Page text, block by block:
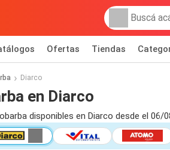
Ofertas Tiendas
Diarco
en Diarco
disponibles en Diarco desde el 06/